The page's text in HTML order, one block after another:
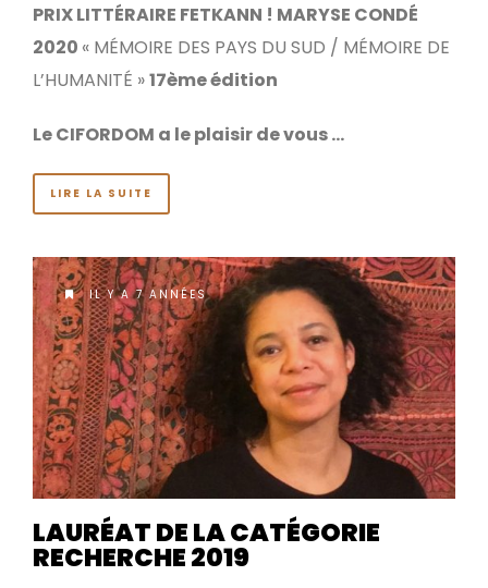
PRIX LITTÉRAIRE FETKANN ! MARYSE CONDÉ
2020 « MÉMOIRE DES PAYS DU SUD / MÉMOIRE DE
L’HUMANITÉ »17ème édition
Le CIFORDOM a le plaisir de vous …
LIRE LA SUITE
IL Y A 7 ANNÉES
LAURÉAT DE LA CATÉGORIE
RECHERCHE 2019